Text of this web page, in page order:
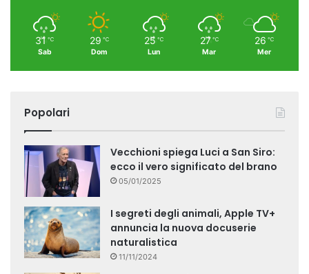
31 ℃
Sab
29 ℃
Dom
25 ℃
Lun
27 ℃
Mar
26 ℃
Mer
Popolari
Vecchioni spiega Luci a San Siro:
ecco il vero significato del brano
05/01/2025
I segreti degli animali, Apple TV+
annuncia la nuova docuserie
naturalistica
11/11/2024